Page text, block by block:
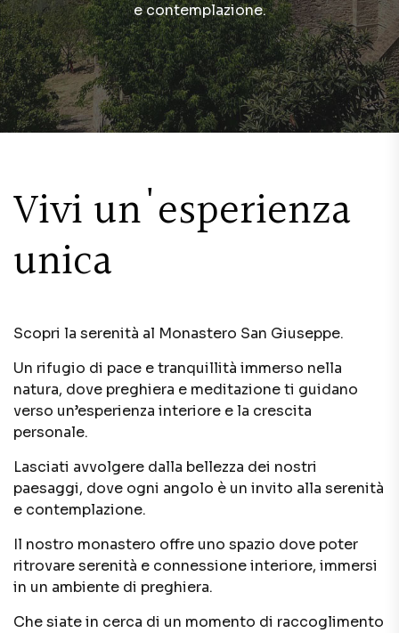
e contemplazione.
Vivi un'esperienza
unica
Scopri la serenità al Monastero San Giuseppe.
Un rifugio di pace e tranquillità immerso nella
natura, dove preghiera e meditazione ti guidano
verso un’esperienza interiore e la crescita
personale.
Lasciati avvolgere dalla bellezza dei nostri
paesaggi, dove ogni angolo è un invito alla serenità
e contemplazione.
Il nostro monastero offre uno spazio dove poter
ritrovare serenità e connessione interiore, immersi
in un ambiente di preghiera.
Che siate in cerca di un momento di raccoglimento